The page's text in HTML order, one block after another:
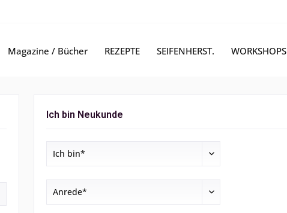
Magazine / Bücher REZEPTE SEIFENHERST. WORKSHOPS
Ich bin Neukunde